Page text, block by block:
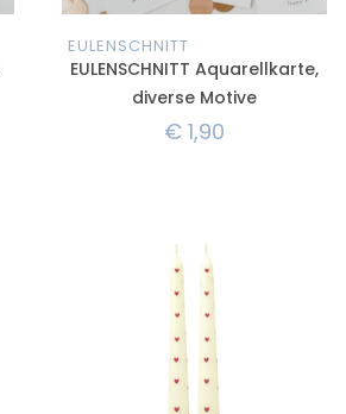
EULENSCHNITT
EULENSCHNITT Aquarellkarte,
diverse Motive
€1,90